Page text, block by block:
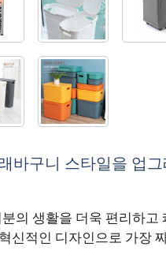
바구니 스타일을 업
의 생활을 더욱 편리하고
신적인 디자인으로 가장